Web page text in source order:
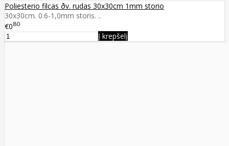
Poliesterio filcas ðv. rudas 30x30cm 1mm storio
30x30cm. 0.6-1,0mm storis. ..
€080
Į krepšelį